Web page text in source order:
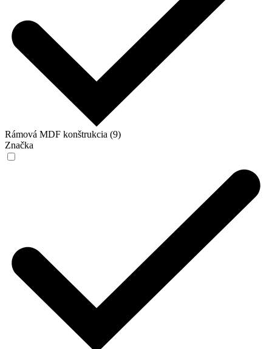
Rámová MDF konštrukcia (9)
Značka